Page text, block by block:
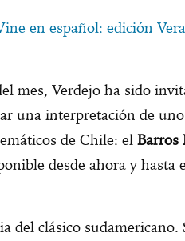
en español: edición
mes, Verdejo ha sido
una interpretación de
de Chile: el Barros
desde ahora y hasta
del clásico sudamericano.